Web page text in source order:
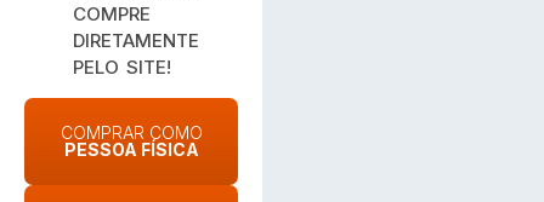
COMPRE
DIRETAMENTE
PELO SITE!
COMPRAR COMO
PESSOA FÍSICA